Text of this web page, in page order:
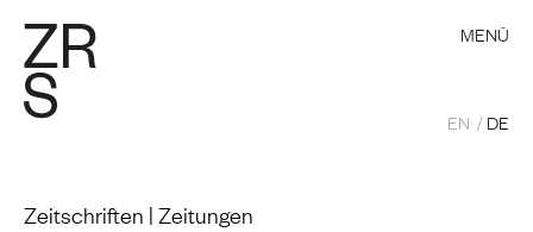
MENÜ
EN DE
Zeitschriften | Zeitungen